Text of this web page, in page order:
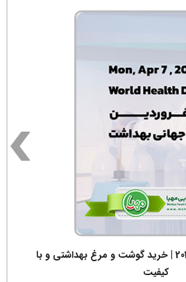
روز جهانی بهداشت 2025 | خرید گوشت و مرغ بهداشتی و با
کیفیت